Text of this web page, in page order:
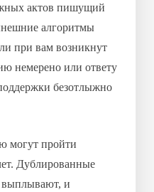
актов пишущий
алгоритмы
при вам возникнут
немерено или ответу
безотлыжно
могут пройти
Дублированные
выплывают, и